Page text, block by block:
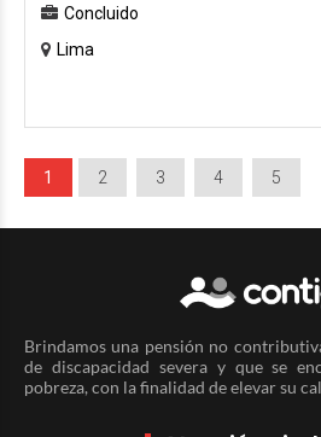
Concluido
Lima
1 2 3 4 5
Brindamos una pensión no
de discapacidad severa y que se
pobreza, con la finalidad de elevar su